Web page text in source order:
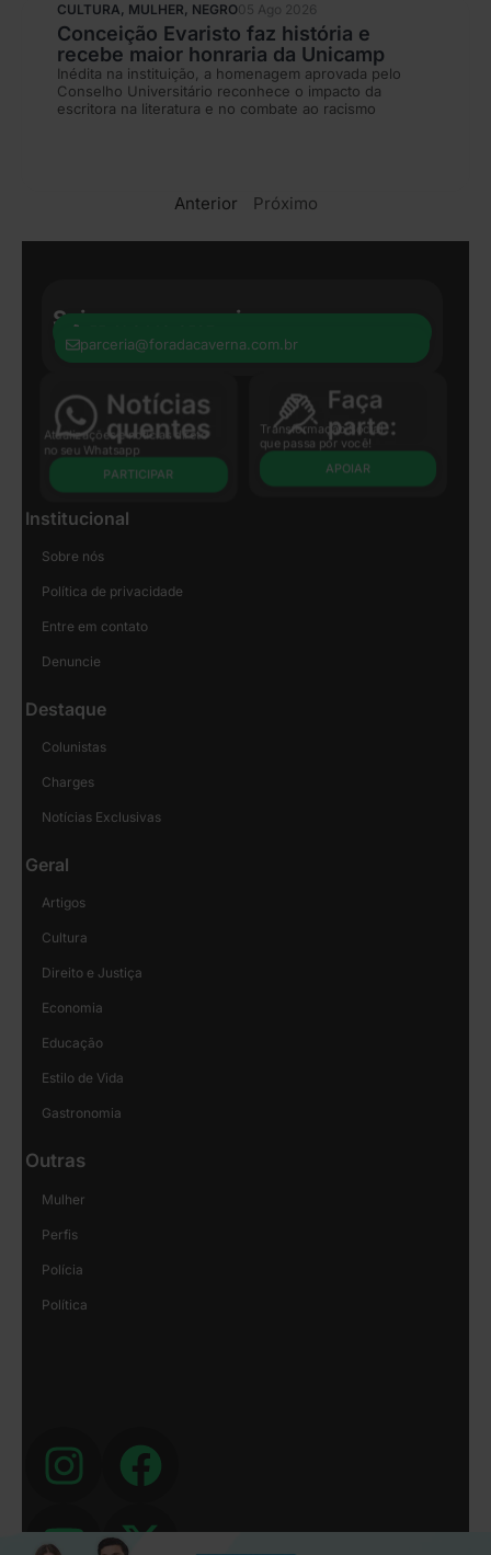
CULTURA, MULHER, NEGRO05 Ago 2026
Conceição Evaristo faz história e
recebe maior honraria da Unicamp
Inédita na instituição, a homenagem aprovada pelo
Conselho Universitário reconhece o impacto da
escritora na literatura e no combate ao racismo
Anterior Próximo
Seja nosso parceiro:
parceria@foradacaverna.com.br
Atualizações e notícias direto
no seu Whatsapp
PARTICIPAR
Transformação Social
que passa por você!
APOIAR
Institucional
Sobre nós
Política de privacidade
Entre em contato
Denuncie
Destaque
Colunistas
Charges
Notícias Exclusivas
Geral
Artigos
Cultura
Direito e Justiça
Economia
Educação
Estilo de Vida
Gastronomia
Outras
Mulher
Perfis
Polícia
Política